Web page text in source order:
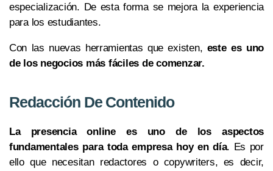
especialización. De esta forma se mejora la experiencia
para los estudiantes.
Con las nuevas herramientas que existen, este es uno
de los negocios más fáciles de comenzar.
Redacción De Contenido
La presencia online es uno de los aspectos
fundamentales para toda empresa hoy en día. Es por
ello que necesitan redactores o copywriters, es decir,